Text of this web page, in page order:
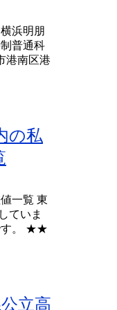
浜明朋
普通科
港南区港
の私
一覧 東
ていま
す。 ★★
立高